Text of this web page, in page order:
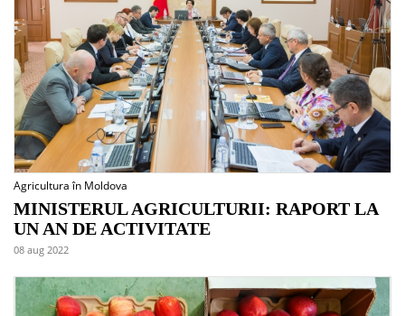
Agricultura în Moldova
MINISTERUL AGRICULTURII: RAPORT LA
UN AN DE ACTIVITATE
08 aug 2022